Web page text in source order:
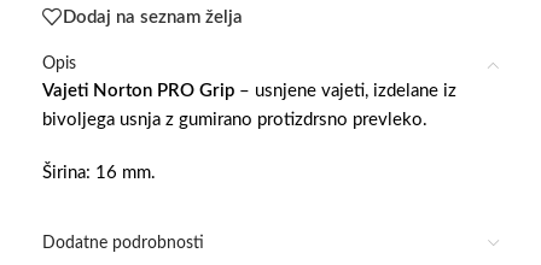
Dodaj na seznam želja
Opis
Vajeti Norton PRO Grip – usnjene vajeti, izdelane iz
bivoljega usnja z gumirano protizdrsno prevleko.
Širina: 16 mm.
Dodatne podrobnosti